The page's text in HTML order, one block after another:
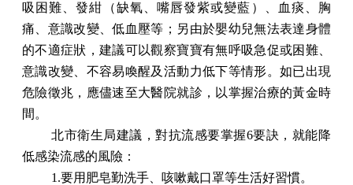
吸困難、發紺（缺氧、嘴唇發紫或變藍）、血痰、胸
痛、意識改變、低血壓等；另由於嬰幼兒無法表達身體
的不適症狀，建議可以觀察寶寶有無呼吸急促或困難、
意識改變、不容易喚醒及活動力低下等情形。如已出現
危險徵兆，應儘速至大醫院就診，以掌握治療的黃金時
間。
北市衛生局建議，對抗流感要掌握6要訣，就能降
低感染流感的風險：
1.要用肥皂勤洗手、咳嗽戴口罩等生活好習慣。